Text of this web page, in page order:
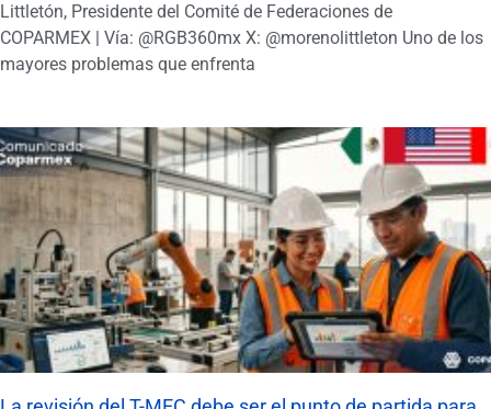
Littletón, Presidente del Comité de Federaciones de
COPARMEX | Vía: @RGB360mx X: @morenolittleton Uno de los
mayores problemas que enfrenta